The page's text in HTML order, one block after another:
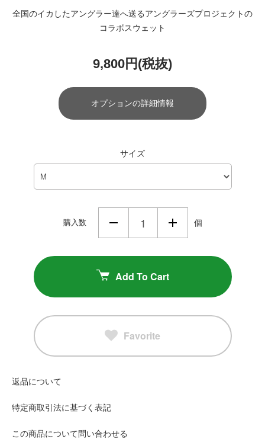
全国のイカしたアングラー達へ送るアングラーズプロジェクトの
コラボスウェット
9,800円(税抜)
オプションの詳細情報
サイズ
購入数 個
Add To Cart
Favorite
返品について
特定商取引法に基づく表記
この商品について問い合わせる